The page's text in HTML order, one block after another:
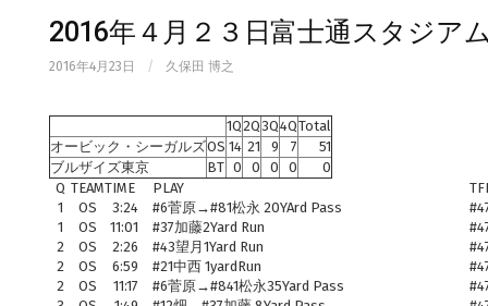
2016年４月２３日富士通スタジア
2016年4月23日 / 久保田 博之
1Q2Q3Q4QTotal
オービック・シーガルズOS 14 21 9 7
51
ブルザイズ東京
BT 0 0 0 0
0
Q TEAMTIME PLAY
1
OS 3:24 #6菅原→#81松永 20YArd Pass
1
OS 11:01 #37加藤2Yard Run
2
OS 2:26 #43望月1Yard Run
2
OS 6:59 #21中西 1yardRun
2
OS 11:17 #6菅原→#841松永35Yard Pass